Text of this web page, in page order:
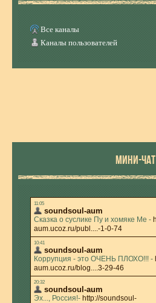
Все каналы
Каналы пользователей
МИНИ-ЧАТ